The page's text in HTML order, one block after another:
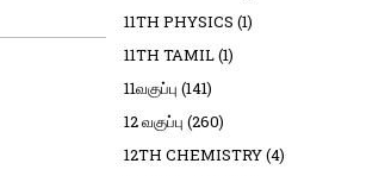
11TH PHYSICS (1)
11TH TAMIL(1)
11வகுப்பு (141)
12 வகுப்பு (260)
12TH CHEMISTRY(4)